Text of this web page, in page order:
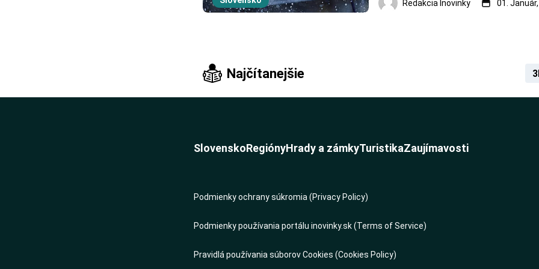
spojený s nízkym tlakom. Vzhľadom
Redakcia Inovinky 01.
Najčítanejšie
SlovenskoRegiónyHrady a zámkyTuristikaZaujímavosti
Podmienky ochrany súkromia (Privacy Policy)
Podmienky používania portálu inovinky.sk (Terms of Service)
Pravidlá používania súborov Cookies (Cookies Policy)